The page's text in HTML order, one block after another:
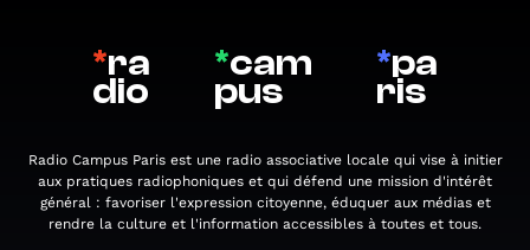
*ra
dio
*cam
pus
*pa
ris
Radio Campus Paris est une radio associative locale qui vise à initier
aux pratiques radiophoniques et qui défend une mission d'intérêt
général : favoriser l'expression citoyenne, éduquer aux médias et
rendre la culture et l'information accessibles à toutes et tous.